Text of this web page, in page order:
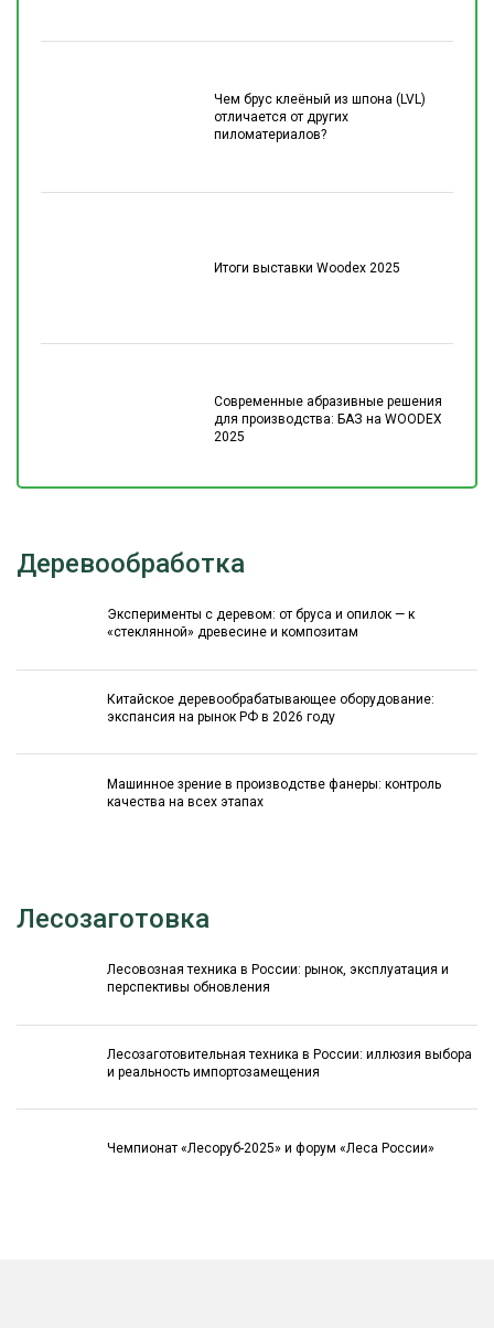
Чем брус клеёный из шпона (LVL)
отличается от других
пиломатериалов?
Итоги выставки Woodex 2025
Современные абразивные решения
для производства: БАЗ на WOODEX
2025
Деревообработка
Эксперименты с деревом: от бруса и опилок — к
«стеклянной» древесине и композитам
Китайское деревообрабатывающее оборудование:
экспансия на рынок РФ в 2026 году
Машинное зрение в производстве фанеры: контроль
качества на всех этапах
Лесозаготовка
Лесовозная техника в России: рынок, эксплуатация и
перспективы обновления
Лесозаготовительная техника в России: иллюзия выбора
и реальность импортозамещения
Чемпионат «Лесоруб-2025» и форум «Леса России»